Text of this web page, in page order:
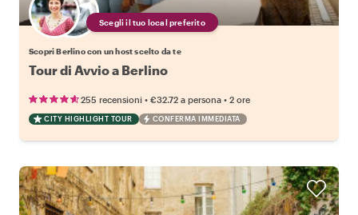
Scegli il tuo local preferito
Scopri Berlino con un host scelto da te
Tour di Avvio a Berlino
255 recensioni • €32.72 a persona • 2 ore
CITY HIGHLIGHT TOUR CONFERMA IMMEDIATA